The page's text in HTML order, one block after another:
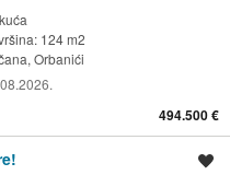
124 m2
Orbanići
494.500 €